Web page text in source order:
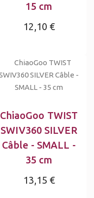
15 cm
12,10 €
ChiaoGoo TWIST
SWIV360 SILVER
Câble - SMALL -
35 cm
13,15 €